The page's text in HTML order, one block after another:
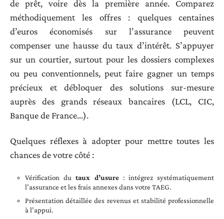
de prêt, voire dès la première année. Comparez
méthodiquement les offres : quelques centaines
d’euros économisés sur l’assurance peuvent
compenser une hausse du taux d’intérêt. S’appuyer
sur un courtier, surtout pour les dossiers complexes
ou peu conventionnels, peut faire gagner un temps
précieux et débloquer des solutions sur-mesure
auprès des grands réseaux bancaires (LCL, CIC,
Banque de France…).
Quelques réflexes à adopter pour mettre toutes les
chances de votre côté :
Vérification dutaux d’usure: intégrez systématiquement
l’assurance et les frais annexes dans votre TAEG.
Présentation détaillée des revenus et stabilité professionnelle
à l’appui.